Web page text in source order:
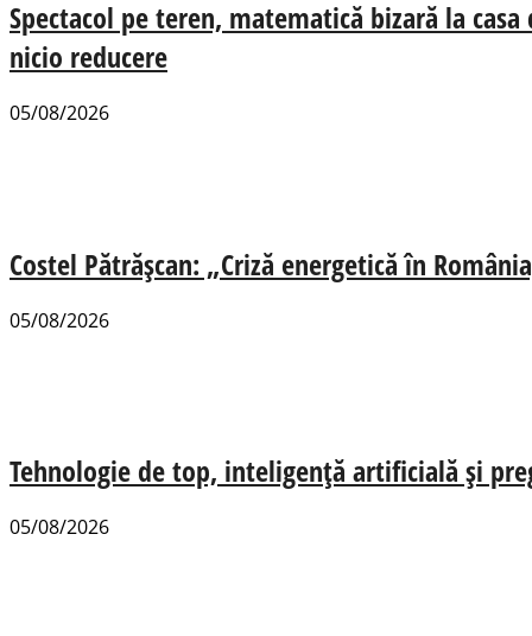
Spectacol pe teren, matematică bizară la
nicio reducere
05/08/2026
Costel Pătrășcan: „Criză energetică în
05/08/2026
Tehnologie de top, inteligență artificială și
05/08/2026